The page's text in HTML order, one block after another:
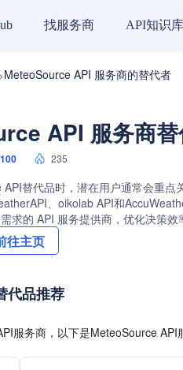
找服务商 API知识库
MeteoSource API 服务商的替代者
API 服务商
235
替代品时，潜在用户通常会重
、oikolab API和
求的 API 服务提供商，优化决策效
往主页
代品推荐
服务商，以下是MeteoSource API